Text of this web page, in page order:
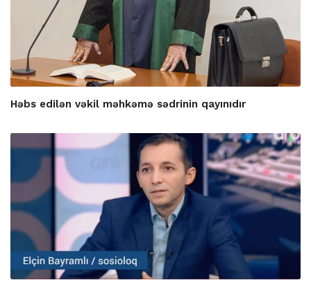
Həbs edilən vəkil məhkəmə sədrinin qayınıdır